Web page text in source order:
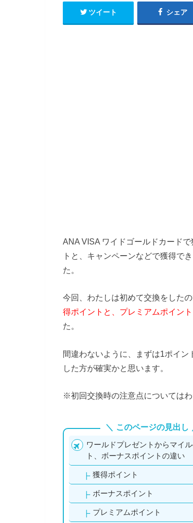
ツイート シェア
ANA VISA ワイドゴールドカード
トと、キャンペーンなどで獲得で
た。
今回、わたしは初めて交換をしたの
得ポイントと、プレミアムポイン
た。
間違わないように、まずは1ポイ
した方が確実かと思います。
※初回交換時の注意点については
このページの見出し
ワールドプレゼントからマイ
ト、ボーナスポイントの違い
獲得ポイント
ボーナスポイント
プレミアムポイント